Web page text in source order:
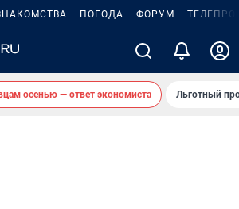
ПОГОДА ФОРУМ
осенью — ответ экономиста Льготный